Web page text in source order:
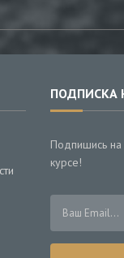
ПОДПИСКА
Подпишись
курсе!